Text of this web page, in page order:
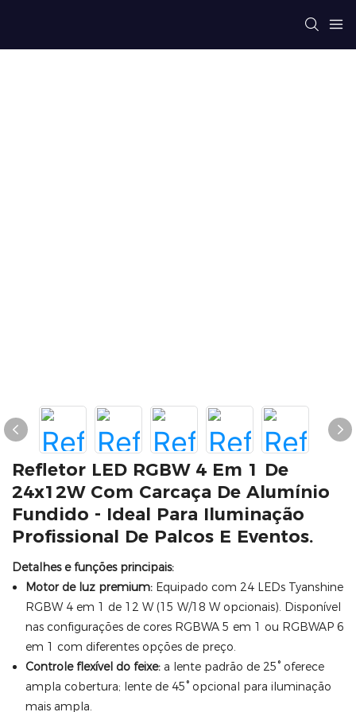
Refletor LED RGBW 4 Em 1 De
24x12W Com Carcaça De Alumínio
Fundido - Ideal Para Iluminação
Profissional De Palcos E Eventos.
Detalhes e funções principais:
Motor de luz premium:Equipado com 24 LEDs Tyanshine
RGBW 4 em 1 de 12 W (15 W/18 W opcionais). Disponível
nas configurações de cores RGBWA 5 em 1 ou RGBWAP 6
em 1 com diferentes opções de preço.
Controle flexível do feixe:a lente padrão de 25° oferece
ampla cobertura; lente de 45° opcional para iluminação
mais ampla.